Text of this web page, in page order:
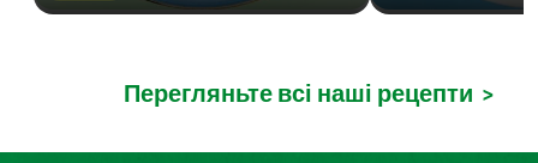
Перегляньте всі наші рецепти >